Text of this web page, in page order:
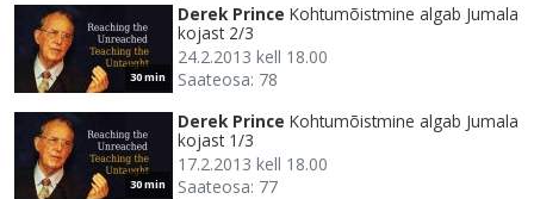
30 min
Derek Prince Kohtumõistmine algab Jumala
kojast 2/3
24.2.2013 kell 18.00
Saateosa: 78
30 min
Derek Prince Kohtumõistmine algab Jumala
kojast 1/3
17.2.2013 kell 18.00
Saateosa: 77